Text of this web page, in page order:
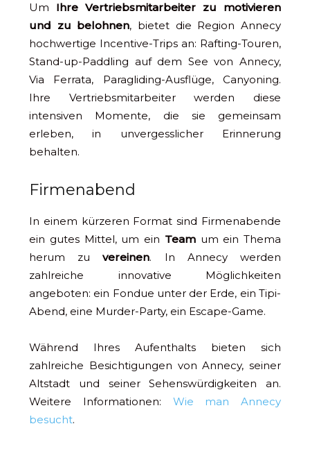
Um Ihre Vertriebsmitarbeiter zu motivieren
und zu belohnen, bietet die Region Annecy
hochwertige Incentive-Trips an: Rafting-Touren,
Stand-up-Paddling auf dem See von Annecy,
Via Ferrata, Paragliding-Ausflüge, Canyoning.
Ihre Vertriebsmitarbeiter werden diese
intensiven Momente, die sie gemeinsam
erleben, in unvergesslicher Erinnerung
behalten.
Firmenabend
In einem kürzeren Format sind Firmenabende
ein gutes Mittel, um ein Teamum ein Thema
herum zu vereinen. In Annecy werden
zahlreiche innovative Möglichkeiten
angeboten: ein Fondue unter der Erde, ein Tipi-
Abend, eine Murder-Party, ein Escape-Game.
Während Ihres Aufenthalts bieten sich
zahlreiche Besichtigungen von Annecy, seiner
Altstadt und seiner Sehenswürdigkeiten an.
Weitere Informationen: Wie man Annecy
besucht.